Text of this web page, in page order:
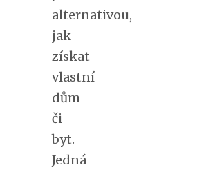
alternativou,
jak
získat
vlastní
dům
či
byt.
Jedná